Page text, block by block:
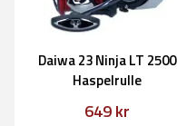
Daiwa 23 Ninja LT 2500
Haspelrulle
649 kr